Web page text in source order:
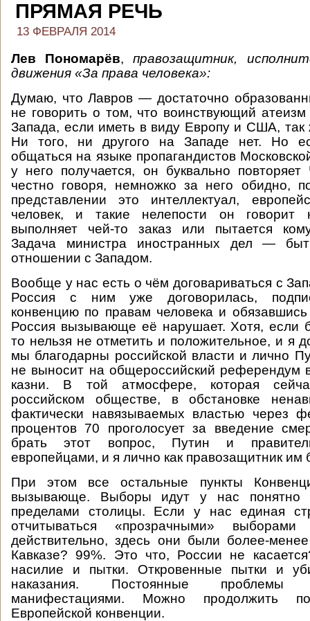
ПРЯМАЯ РЕЧЬ
13 ФЕВРАЛЯ 2014
Лев Пономарёв,правозащитник,
движения «За права человека»:
Думаю, что Лавров — достаточно
не говорить о том, что воинствующий
Запада, если иметь в виду Европу и США, так
Ни того, ни другого на Западе нет. Но
общаться на языке пропагандистов
у него получается, он буквально
честно говоря, немножко за него обидно,
представлении это интеллектуал,
человек, и такие нелепости он говорит
выполняет чей-то заказ или пытается
Задача министра иностранных дел —
отношении с Западом.
Вообще у нас есть о чём договариваться с
Россия с ним уже договорилась,
конвенцию по правам человека и
Россия вызывающе её нарушает. Хотя, если
то нельзя не отметить и положительное, и я
мы благодарны российской власти и лично
не выносит на общероссийский референдум
казни. В той атмосфере, которая
российском обществе, в обстановке
фактически навязываемых властью через
процентов 70 проголосует за введение
брать этот вопрос, Путин и
европейцами, и я лично как правозащитник им
При этом все остальные пункты
вызывающе. Выборы идут у нас понятно
пределами столицы. Если у нас единая
отчитываться «прозрачными»
действительно, здесь они были более-
Кавказе? 99%. Это что, России не
насилие и пытки. Откровенные пытки и
наказания. Постоянные
манифестациями. Можно продолжить
Европейской конвенции.